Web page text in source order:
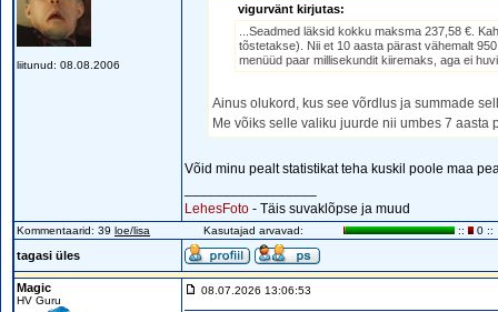
liitunud: 08.08.2006
vigurvänt kirjutas:
...Seadmed läksid kokku maksma 237,58 €.
tõstetakse). Nii et 10 aasta pärast vähemalt
menüüd paar millisekundit kiiremaks, aga ei
Ainus olukord, kus see võrdlus ja summade
Me võiks selle valiku juurde nii umbes 7
Võid minu pealt statistikat teha kuskil poole maa
LehesFoto - Täis suvaklõpse ja muud
Kommentaarid: 39 loe/lisa Kasutajad arvavad: :: 0 ::
tagasi üles
Magic
HV Guru
08.07.2026 13:06:53